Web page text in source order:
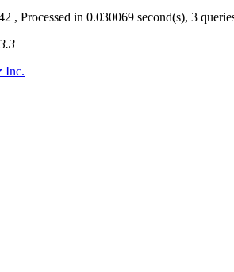
, Processed in 0.030069 second(s), 3
Inc.